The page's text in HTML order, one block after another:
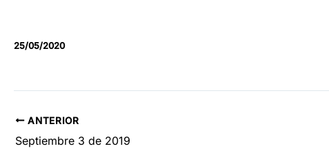
25/05/2020
ANTERIOR
Septiembre 3 de 2019